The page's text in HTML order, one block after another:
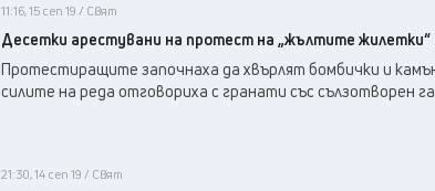
11:16, 15 сеп 19 / Свят
Десетки арестувани на протест на „жълтите
Протестиращите започнаха да хвърлят бомбички и
силите на реда отговориха с гранати със сълзотворен
21:30, 14 сеп 19 / Свят